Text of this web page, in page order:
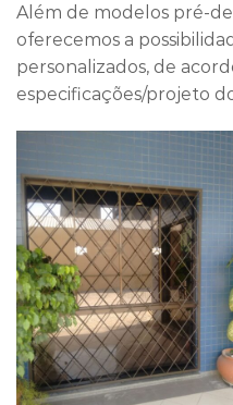
Além de modelos pré-
oferecemos a
personalizados, de
especificações/projeto